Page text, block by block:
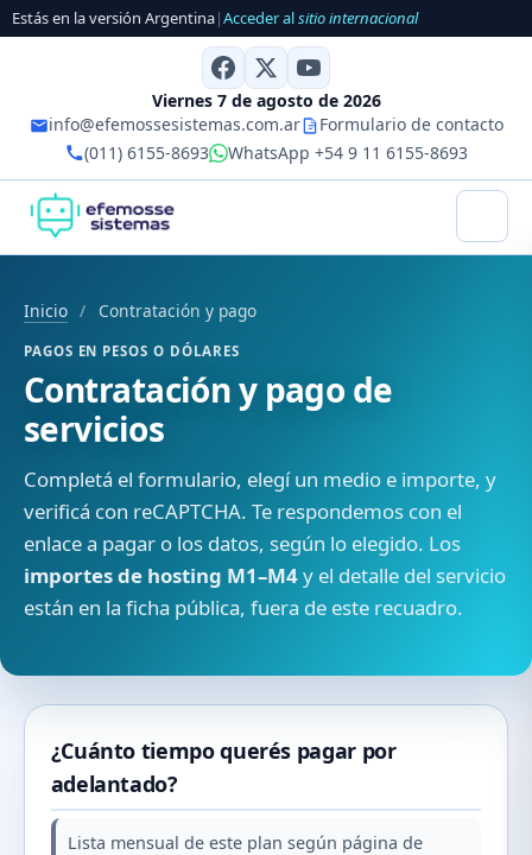
Estás en la versión Argentina|Acceder alsitio internacional
Viernes 7 de agosto de 2026
info@efemossesistemas.com.ar
Formulario de contacto
(011) 6155-8693
WhatsApp +54 9 11 6155-8693
Inicio / Contratación y pago
PAGOS EN PESOS O DÓLARES
Contratación y pago de
servicios
Completá el formulario, elegí un medio e importe, y
verificá con reCAPTCHA. Te respondemos con el
enlace a pagar o los datos, según lo elegido. Los
importes de hosting M1–M4y el detalle del servicio
están en la ficha pública, fuera de este recuadro.
¿Cuánto tiempo querés pagar por
adelantado?
Lista mensual de este plan según página de